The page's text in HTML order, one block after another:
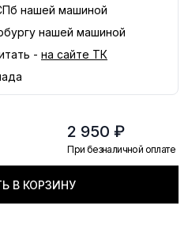
нашей машиной
нашей машиной
- на сайте ТК
2 950 ₽
При безналичной оплате
В КОРЗИНУ